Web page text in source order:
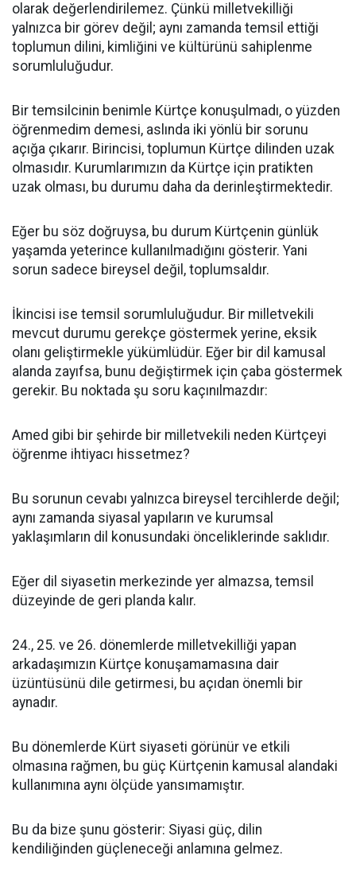
olarak değerlendirilemez. Çünkü milletvekilliği
yalnızca bir görev değil; aynı zamanda temsil ettiği
toplumun dilini, kimliğini ve kültürünü sahiplenme
sorumluluğudur.
Bir temsilcinin benimle Kürtçe konuşulmadı, o yüzden
öğrenmedim demesi, aslında iki yönlü bir sorunu
açığa çıkarır. Birincisi, toplumun Kürtçe dilinden uzak
olmasıdır. Kurumlarımızın da Kürtçe için pratikten
uzak olması, bu durumu daha da derinleştirmektedir.
Eğer bu söz doğruysa, bu durum Kürtçenin günlük
yaşamda yeterince kullanılmadığını gösterir. Yani
sorun sadece bireysel değil, toplumsaldır.
İkincisi ise temsil sorumluluğudur. Bir milletvekili
mevcut durumu gerekçe göstermek yerine, eksik
olanı geliştirmekle yükümlüdür. Eğer bir dil kamusal
alanda zayıfsa, bunu değiştirmek için çaba göstermek
gerekir. Bu noktada şu soru kaçınılmazdır:
Amed gibi bir şehirde bir milletvekili neden Kürtçeyi
öğrenme ihtiyacı hissetmez?
Bu sorunun cevabı yalnızca bireysel tercihlerde değil;
aynı zamanda siyasal yapıların ve kurumsal
yaklaşımların dil konusundaki önceliklerinde saklıdır.
Eğer dil siyasetin merkezinde yer almazsa, temsil
düzeyinde de geri planda kalır.
24., 25. ve 26. dönemlerde milletvekilliği yapan
arkadaşımızın Kürtçe konuşamamasına dair
üzüntüsünü dile getirmesi, bu açıdan önemli bir
aynadır.
Bu dönemlerde Kürt siyaseti görünür ve etkili
olmasına rağmen, bu güç Kürtçenin kamusal alandaki
kullanımına aynı ölçüde yansımamıştır.
Bu da bize şunu gösterir: Siyasi güç, dilin
kendiliğinden güçleneceği anlamına gelmez.